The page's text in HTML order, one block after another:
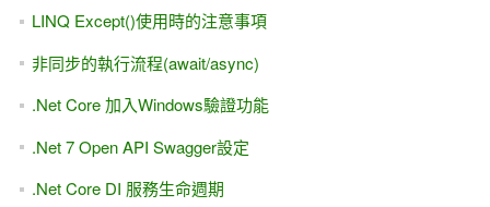
LINQ Except()使用時的注意事項
非同步的執行流程(await/async)
.Net Core 加入Windows驗證功能
.Net 7 Open API Swagger設定
.Net Core DI 服務生命週期